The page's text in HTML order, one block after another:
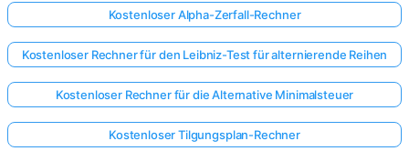
Kostenloser Alpha-Zerfall-Rechner
Kostenloser Rechner für den Leibniz-Test für alternierende Reihen
Kostenloser Rechner für die Alternative Minimalsteuer
Kostenloser Tilgungsplan-Rechner